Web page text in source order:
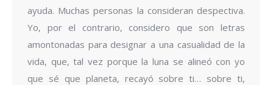
ayuda. Muchas personas la consideran despectiva.
Yo, por el contrario, considero que son letras
amontonadas para designar a una casualidad de la
vida, que, tal vez porque la luna se alineó con yo
que sé que planeta, recayó sobre ti… sobre ti,